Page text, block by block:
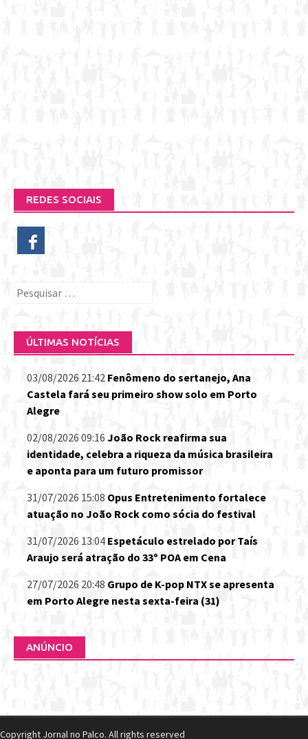
REDES SOCIAIS
Pesquisar
ÚLTIMAS NOTÍCIAS
03/08/2026 21:42 Fenômeno do sertanejo, Ana
Castela fará seu primeiro show solo em Porto
Alegre
02/08/2026 09:16 João Rock reafirma sua
identidade, celebra a riqueza da música brasileira
e aponta para um futuro promissor
31/07/2026 15:08 Opus Entretenimento fortalece
atuação no João Rock como sócia do festival
31/07/2026 13:04 Espetáculo estrelado por Taís
Araujo será atração do 33º POA em Cena
27/07/2026 20:48 Grupo de K-pop NTX se apresenta
em Porto Alegre nesta sexta-feira (31)
ANÚNCIO
Copyright Jornal no Palco. All rights reserved